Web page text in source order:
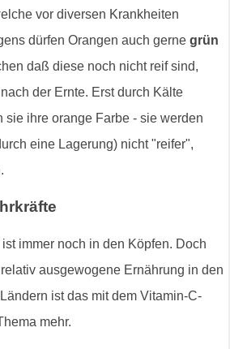
vor diversen Krankheiten
dürfen Orangen auch gerne grün
daß diese noch nicht reif sind,
der Ernte. Erst durch Kälte
sie ihre orange Farbe - sie werden
eine Lagerung) nicht "reifer",
immer noch in den Köpfen. Doch
ausgewogene Ernährung in den
ist das mit dem Vitamin-C-
mehr.